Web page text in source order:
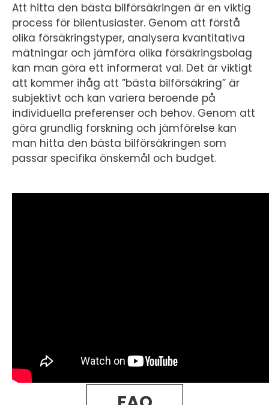
Att hitta den bästa bilförsäkringen är en viktig
process för bilentusiaster. Genom att förstå
olika försäkringstyper, analysera kvantitativa
mätningar och jämföra olika försäkringsbolag
kan man göra ett informerat val. Det är viktigt
att kommer ihåg att ”bästa bilförsäkring” är
subjektivt och kan variera beroende på
individuella preferenser och behov. Genom att
göra grundlig forskning och jämförelse kan
man hitta den bästa bilförsäkringen som
passar specifika önskemål och budget.